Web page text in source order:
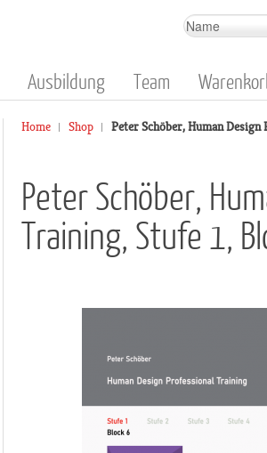
Ausbildung Team
Home Shop Peter Schöber, Human
Peter Schöber,
Training, Stufe 1,